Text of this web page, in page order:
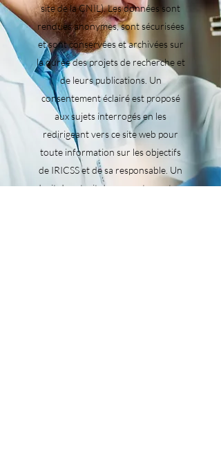
site de la CNIL). Les données sont
rendues anonymes, sont sécurisées
et sont conservées et archivées sur
la durée des projets de recherche et
de leurs publications. Un
consentement éclairé est proposé
aux sujets interrogés en les
redirigeant vers ce site web pour
toute information sur les objectifs
de IRICSS et de sa responsable. Un
droit de retrait de consentement ou